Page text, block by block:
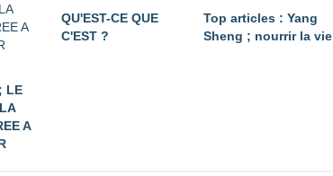
LE
A
QU'EST-CE QUE
C'EST ?
Top articles : Yang
Sheng ; nourrir la vie